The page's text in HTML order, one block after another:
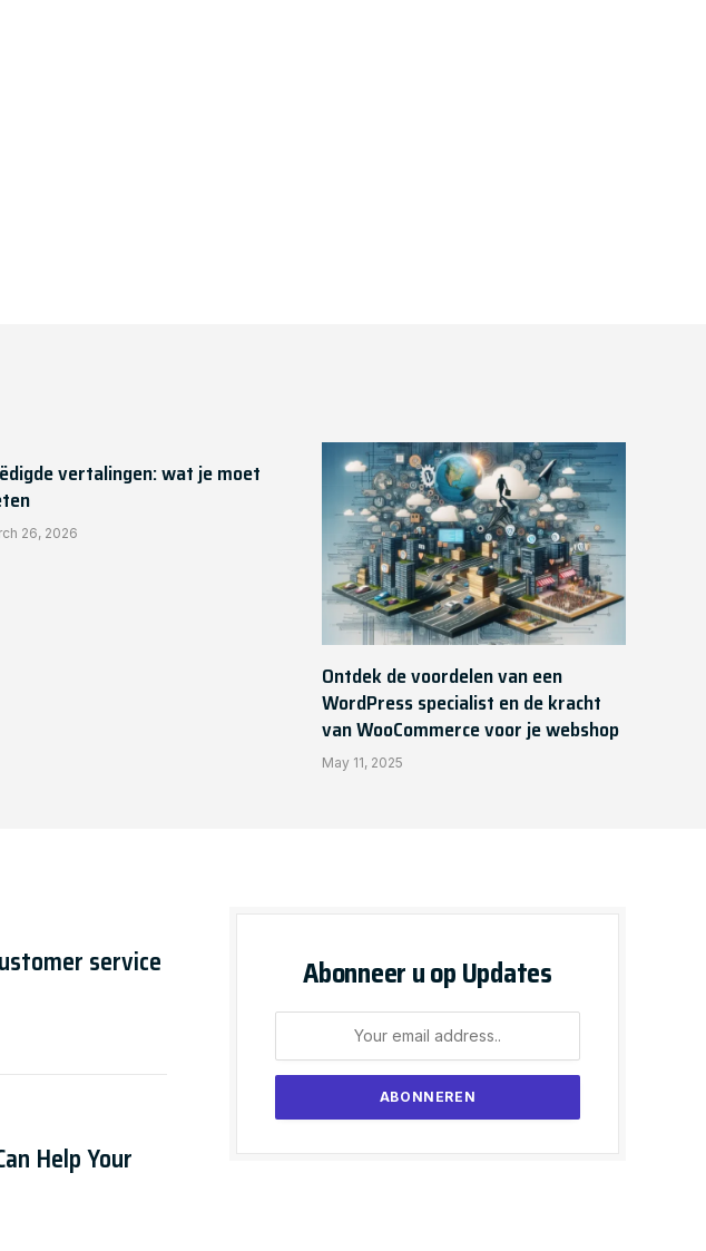
vertalingen: wat je moet
26, 2026
Ontdek de voordelen van een
WordPress specialist en de kracht
van WooCommerce voor je webshop
May 11, 2025
service
Help Your
Abonneer u op Updates